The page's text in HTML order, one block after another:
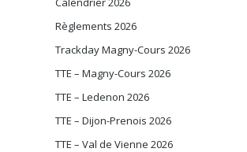
Règlements 2026
Trackday Magny-Cours 2026
TTE – Magny-Cours 2026
TTE – Ledenon 2026
TTE – Dijon-Prenois 2026
TTE – Val de Vienne 2026